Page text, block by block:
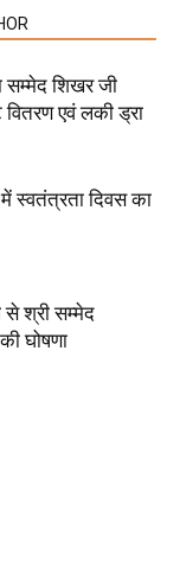
सम्मेद शिखर जी
एवं लकी ड्रा
स्वतंत्रता दिवस का
से श्री सम्मेद
घोषणा